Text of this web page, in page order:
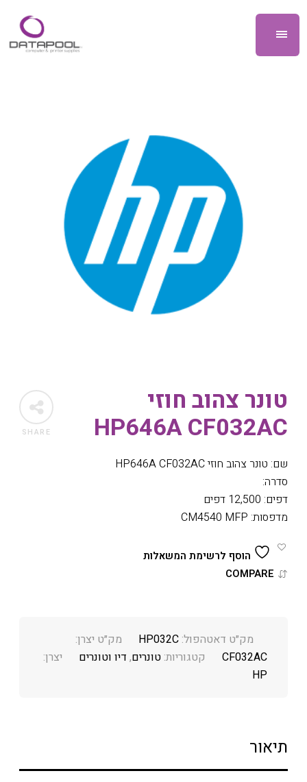
SHARE
טונר צהוב חוזי
HP646A CF032AC
שם: טונר צהוב חוזי HP646A CF032AC
סדרה:
דפים: 12,500 דפים
מדפסות: CM4540 MFP
הוסף לרשימת המשאלות
COMPARE
מק״ט דאטהפול:HP032C
מק״ט יצרן:
CF032AC
קטגוריות:טונרים, דיו וטונרים
יצרן:
HP
תיאור